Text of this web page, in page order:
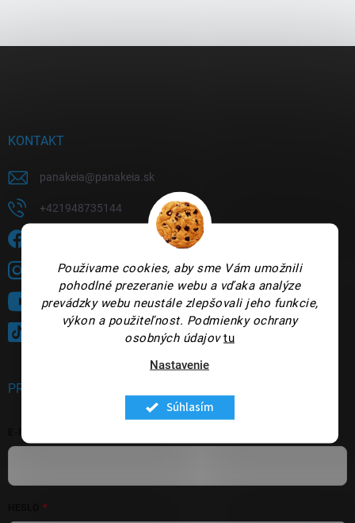
Použivame cookies, aby sme Vám umožnili
pohodlné prezeranie webu a vďaka analýze
prevádzky webu neustále zlepšovali jeho funkcie,
výkon a použiteľnost. Podmienky ochrany
osobných údajov tu
Nastavenie
Súhlasím
KONTAKT
panakeia@panakeia.sk
+421948735144
panakeia.sk
Sledujte nás na YouTube
@panakeia_kozmetika
PRIHLÁSENIE